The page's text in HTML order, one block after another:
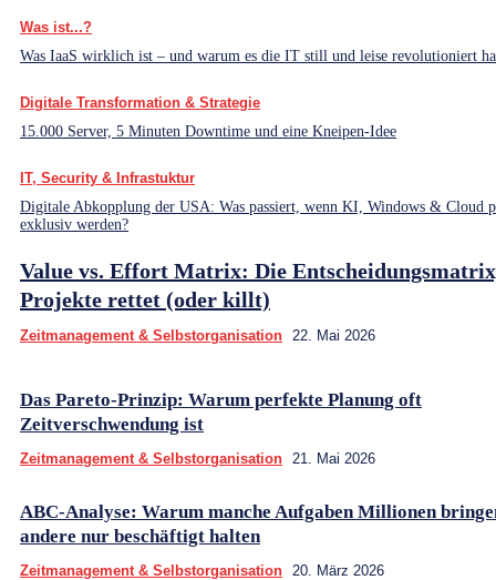
Was ist...?
Was IaaS wirklich ist – und warum es die IT still und leise revolutioniert
Digitale Transformation & Strategie
15.000 Server, 5 Minuten Downtime und eine Kneipen-Idee
IT, Security & Infrastuktur
Digitale Abkopplung der USA: Was passiert, wenn KI, Windows & Cloud
exklusiv werden?
Value vs. Effort Matrix: Die
Projekte rettet (oder killt)
Zeitmanagement & Selbstorganisation 22. Mai 2026
Das Pareto-Prinzip: Warum perfekte Planung oft
Zeitverschwendung ist
Zeitmanagement & Selbstorganisation 21. Mai 2026
ABC-Analyse: Warum manche Aufgaben Millionen
andere nur beschäftigt halten
Zeitmanagement & Selbstorganisation 20. März 2026